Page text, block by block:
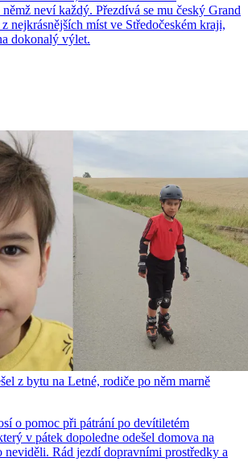
neví každý. Přezdívá se mu český Grand
nejkrásnějších míst ve Středočeském kraji,
dokonalý výlet.
z bytu na Letné, rodiče po něm marně
o pomoc při pátrání po devítiletém
v pátek dopoledne odešel domova na
neviděli. Rád jezdí dopravními prostředky a